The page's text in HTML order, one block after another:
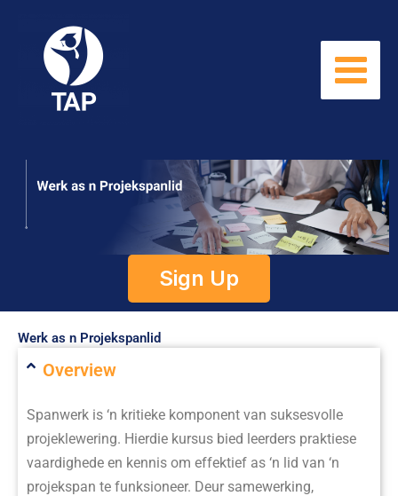
content
Sign Up
Werk as n Projekspanlid
Overview
Spanwerk is ‘n kritieke komponent van suksesvolle
projeklewering. Hierdie kursus bied leerders praktiese
vaardighede en kennis om effektief as ‘n lid van ‘n
projekspan te funksioneer. Deur samewerking,